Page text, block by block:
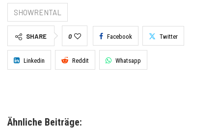
SHOWRENTAL
SHARE 0 Facebook Twitter
Linkedin Reddit Whatsapp
Ähnliche Beiträge: